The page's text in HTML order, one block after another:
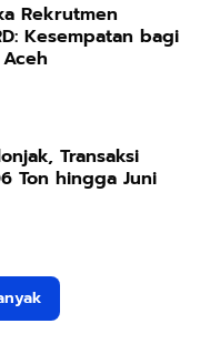
Rekrutmen
Kesempatan bagi
Transaksi
Ton hingga Juni